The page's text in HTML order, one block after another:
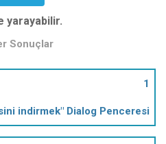
yarayabilir.
Sonuçlar
1
indirmek" Dialog Penceresi